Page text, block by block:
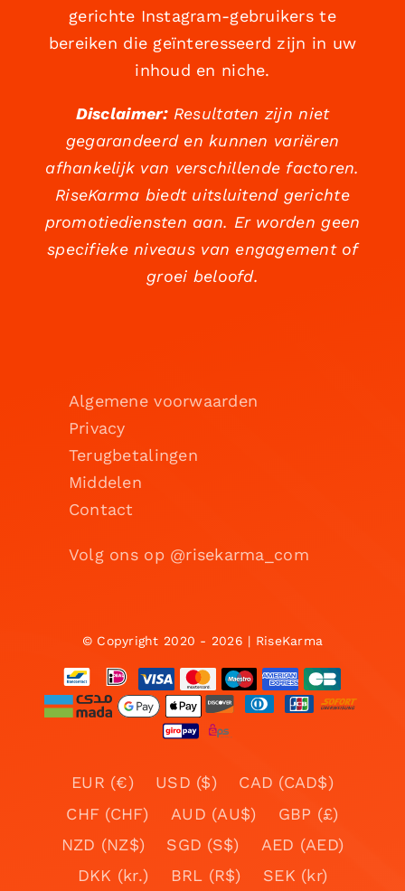
gerichte Instagram-gebruikers te
bereiken die geïnteresseerd zijn in uw
inhoud en niche.
Disclaimer:Resultaten zijn niet
gegarandeerd en kunnen variëren
afhankelijk van verschillende factoren.
RiseKarma biedt uitsluitend gerichte
promotiediensten aan. Er worden geen
specifieke niveaus van engagement of
groei beloofd.
Algemene voorwaarden
Privacy
Terugbetalingen
Middelen
Contact
Volg ons op @risekarma_com
© Copyright 2020 - 2026 | RiseKarma
EUR (€) USD ($)
CAD (CAD$)
CHF (CHF)
AUD (AU$)
GBP (£)
NZD (NZ$)
SGD (S$)
AED (AED)
DKK (kr.)
BRL (R$)
SEK (kr)